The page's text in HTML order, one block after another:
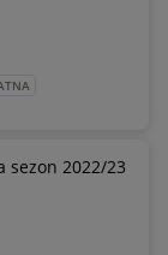
sezon 2022/23